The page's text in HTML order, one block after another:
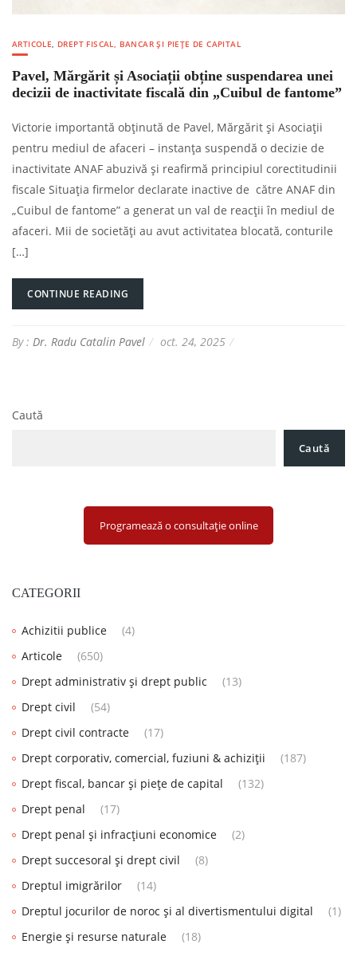
ARTICOLE, DREPT FISCAL, BANCAR ȘI PIEȚE DE CAPITAL
Pavel, Mărgărit și Asociații obține suspendarea unei
decizii de inactivitate fiscală din „Cuibul de fantome”
Victorie importantă obținută de Pavel, Mărgărit și Asociații
pentru mediul de afaceri – instanța suspendă o decizie de
inactivitate ANAF abuzivă și reafirmă principiul corectitudinii
fiscale Situația firmelor declarate inactive de către ANAF din
„Cuibul de fantome” a generat un val de reacții în mediul de
afaceri. Mii de societăți au avut activitatea blocată, conturile
[…]
CONTINUE READING
By : Dr. Radu Catalin Pavel oct. 24, 2025
Caută
Caută
Programează o consultație online
CATEGORII
Achizitii publice
(4)
Articole
(650)
Drept administrativ și drept public
(13)
Drept civil
(54)
Drept civil contracte
(17)
Drept corporativ, comercial, fuziuni & achiziții
(187)
Drept fiscal, bancar și piețe de capital
(132)
Drept penal
(17)
Drept penal și infracțiuni economice
(2)
Drept succesoral și drept civil
(8)
Dreptul imigrărilor
(14)
Dreptul jocurilor de noroc și al divertismentului digital
(1)
Energie și resurse naturale
(18)